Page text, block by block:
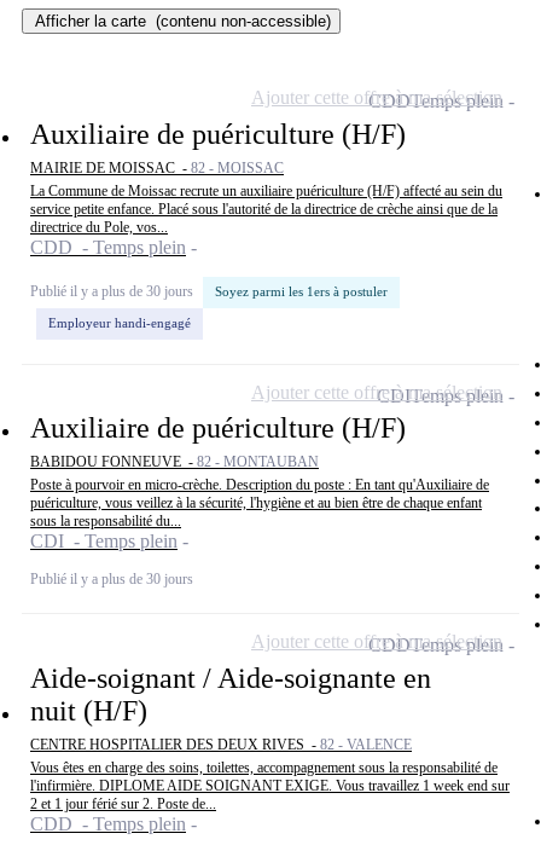
Afficher la carte (contenu non-accessible)
Auxiliaire de puériculture (H/F)
MAIRIE DE MOISSAC - 82 - MOISSAC
La Commune de Moissac recrute un auxiliaire puériculture (H/F) affecté au sein du
service petite enfance. Placé sous l'autorité de la directrice de crèche ainsi que de la
directrice du Pole, vos...
CDD - Temps plein
Publié il y a plus de 30 jours Soyez parmi les 1ers à postuler
Employeur handi-engagé
CDDTemps plein
Ajouter cette offre à ma sélection
Auxiliaire de puériculture (H/F)
BABIDOU FONNEUVE - 82 - MONTAUBAN
Poste à pourvoir en micro-crèche. Description du poste : En tant qu'Auxiliaire de
puériculture, vous veillez à la sécurité, l'hygiène et au bien être de chaque enfant
sous la responsabilité du...
CDI - Temps plein
Publié il y a plus de 30 jours
CDITemps plein
Ajouter cette offre à ma sélection
Aide-soignant / Aide-soignante en
nuit (H/F)
CENTRE HOSPITALIER DES DEUX RIVES - 82 - VALENCE
Vous êtes en charge des soins, toilettes, accompagnement sous la responsabilité de
l'infirmière. DIPLOME AIDE SOIGNANT EXIGE. Vous travaillez 1 week end sur
2 et 1 jour férié sur 2. Poste de...
CDD - Temps plein
CDDTemps plein
Ajouter cette offre à ma sélection